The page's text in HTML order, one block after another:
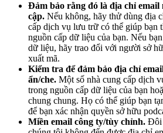
Đảm bảo rằng đó là địa chỉ
cập. Nếu không, hãy thử dùng địa
cấp dịch vụ lưu trữ có thể giúp bạn
nguồn cấp dữ liệu của bạn. Nếu
dữ liệu, hãy trao đổi với người sở
xuất mã.
Kiểm tra để đảm bảo địa chỉ
ẩn/che. Một số nhà cung cấp dịch
trong nguồn cấp dữ liệu của bạn
chung chung. Họ có thể giúp bạn
để bạn xác nhận quyền sở hữu
Miền email công ty/tùy chỉnh. Đôi